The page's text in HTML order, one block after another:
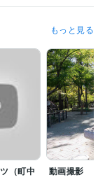
もっと見る
（町中
動画撮影